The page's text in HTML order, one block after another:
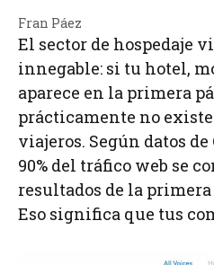
Fran Páez
El sector de hospedaje
innegable: si tu hotel,
aparece en la primera
prácticamente no
viajeros. Según datos
90% del tráfico web se
resultados de la
Eso significa que tus